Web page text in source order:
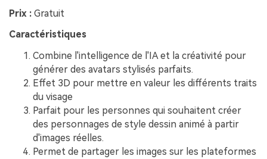
Prix : Gratuit
Caractéristiques
Combine l'intelligence de l'IA et la créativité pour
générer des avatars stylisés parfaits.
Effet 3D pour mettre en valeur les différents traits
du visage
Parfait pour les personnes qui souhaitent créer
des personnages de style dessin animé à partir
d'images réelles.
Permet de partager les images sur les plateformes